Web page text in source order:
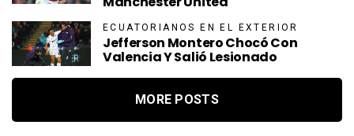
ECUATORIANOS EN EL EXTERIOR
Jefferson Montero Chocó Con
Valencia Y Salió Lesionado
MORE POSTS